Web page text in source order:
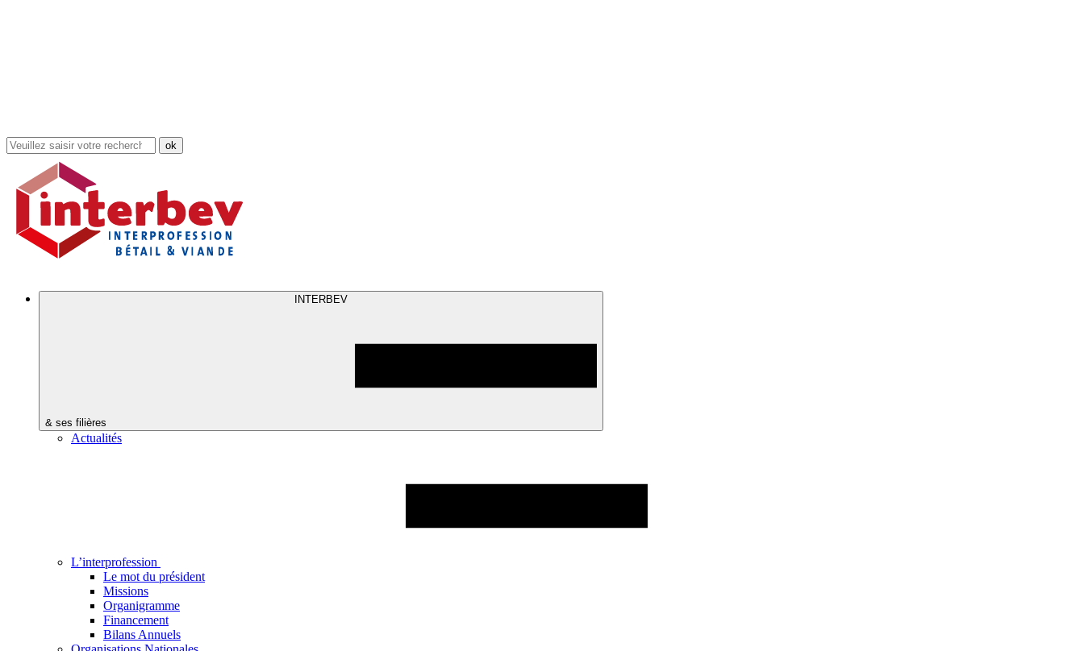
Rechercher
dans
site
INTERBEV
& ses filières
Actualités
L’interprofession
Le mot du président
Missions
Organigramme
Financement
Bilans Annuels